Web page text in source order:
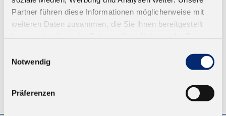
Partner führen diese Informationen möglicherweise mit
weiteren Daten zusammen, die Sie ihnen bereitgestellt
Notwendig
Präferenzen
ZUM WARENKORB
© KLEIBERIT SE & CO. KG, Max-Becker-Str. 4, 76356 Weingarten,